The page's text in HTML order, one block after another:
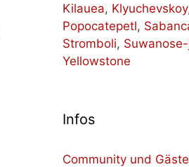
Kilauea, Klyuchevskoy
Popocatepetl,
Stromboli,
Yellowstone
Infos
Community und